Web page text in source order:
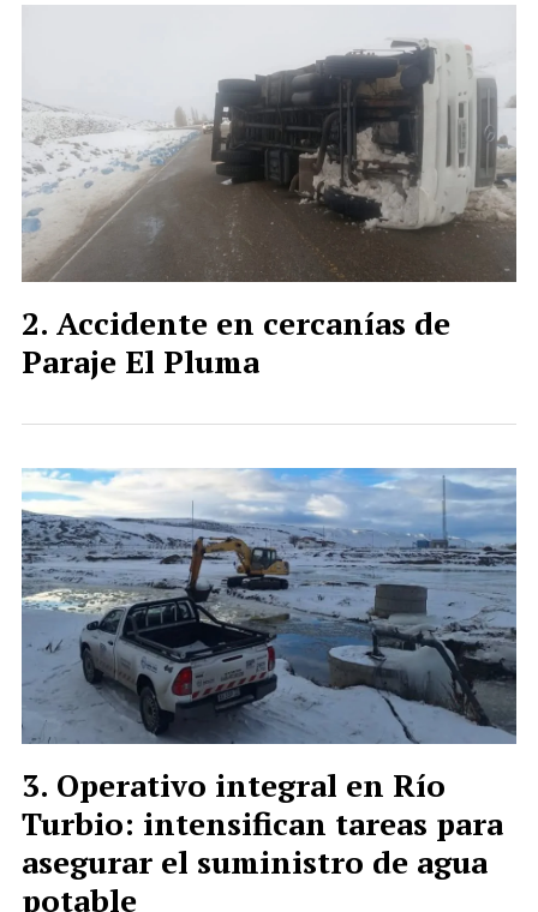
Accidente en cercanías de
Paraje El Pluma
Operativo integral en Río
Turbio: intensifican tareas para
asegurar el suministro de agua
potable